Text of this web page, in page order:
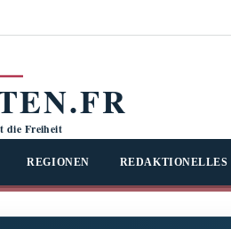
die Freiheit
REGIONEN REDAKTIONELLES